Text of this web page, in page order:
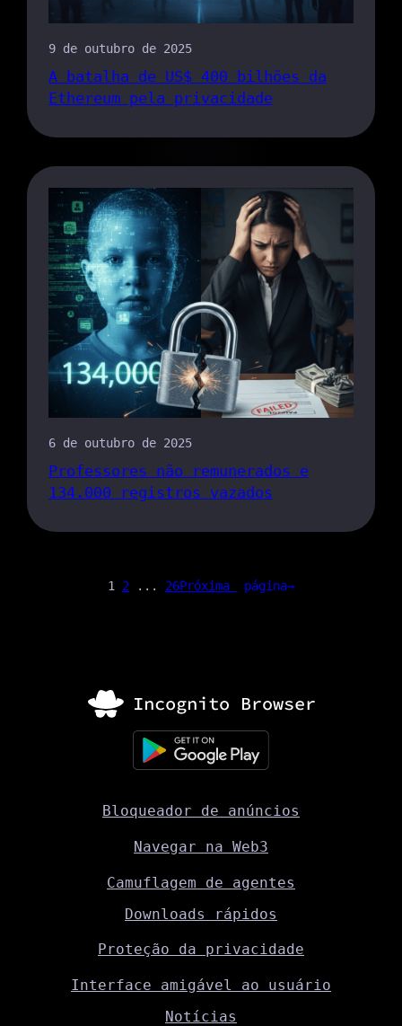
9 de outubro de 2025
A batalha de US$ 400 bilhões da
Ethereum pela privacidade
6 de outubro de 2025
Professores não remunerados e
134.000 registros vazados
1 2 ... 26Próxima página→
Bloqueador de anúncios
Navegar na Web3
Camuflagem de agentes
Downloads rápidos
Proteção da privacidade
Interface amigável ao usuário
Notícias